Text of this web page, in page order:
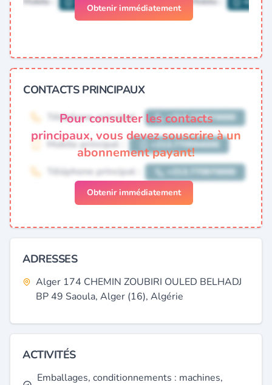
Obtenir immédiatement
CONTACTS PRINCIPAUX
Pour consulter les contacts
principaux, vous devez souscrire à un
abonnement payant!
Obtenir immédiatement
ADRESSES
Alger 174 CHEMIN ZOUBIRI OULED BELHADJ
BP 49 Saoula, Alger (16), Algérie
ACTIVITÉS
Emballages, conditionnements : machines,